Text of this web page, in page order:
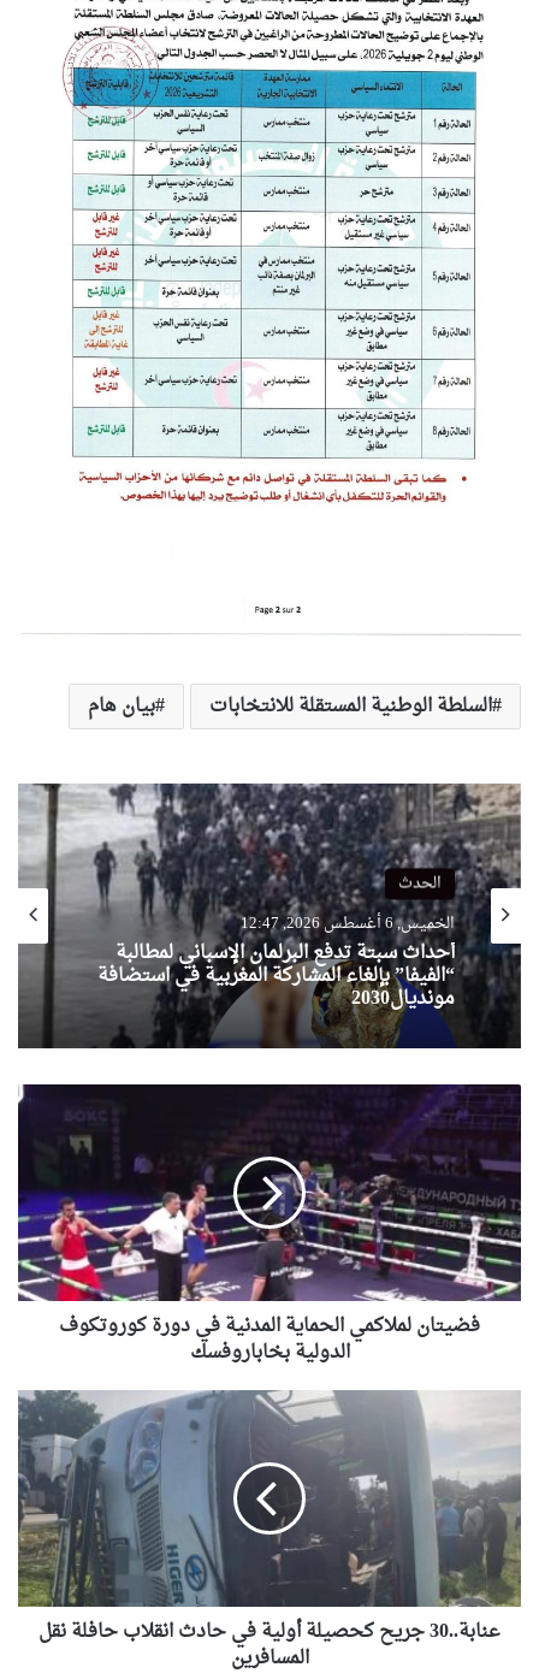
السلطة الوطنية المستقلة للانتخابات بيان هام
الحدث
الخميس, 6 أغسطس 2026, 12:47
أحداث سبتة تدفع البرلمان الإسباني لمطالبة
“الفيفا” بإلغاء المشاركة المغربية في استضافة
مونديال2030
الحدث
الخميس, 6 أغسطس 2026, 12:00
الإعلان اليوم عن النتائج النهائية لمسابقة
توظيف الأساتذة باستثناء هذه الولايات
فضيتان
لملاكمي
الحماية
المدنية
في
دورة
كوروتكوف
الدولية
بخاباروفسك
فضيتان لملاكمي الحماية المدنية في دورة كوروتكوف
الدولية بخاباروفسك
كحصيلة
أولية
في
حادث
انقلاب
حافلة
نقل
المسافرين
عنابة..30 جريح كحصيلة أولية في حادث انقلاب حافلة نقل
المسافرين